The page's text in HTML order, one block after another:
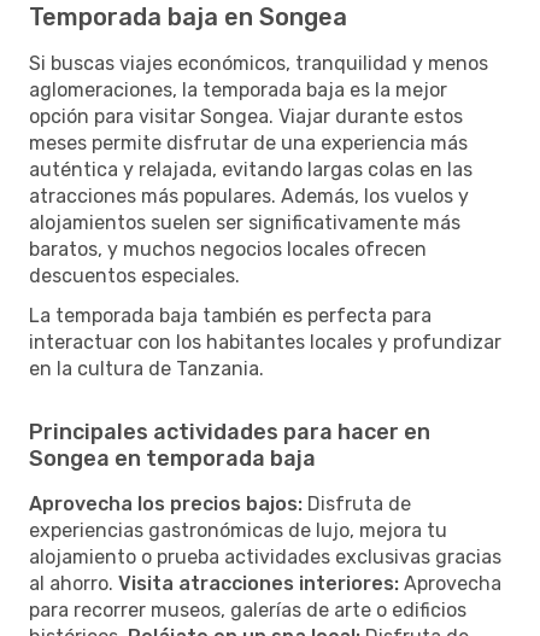
Temporada baja en Songea
Si buscas viajes económicos, tranquilidad y menos
aglomeraciones, la temporada baja es la mejor
opción para visitar Songea. Viajar durante estos
meses permite disfrutar de una experiencia más
auténtica y relajada, evitando largas colas en las
atracciones más populares. Además, los vuelos y
alojamientos suelen ser significativamente más
baratos, y muchos negocios locales ofrecen
descuentos especiales.
La temporada baja también es perfecta para
interactuar con los habitantes locales y profundizar
en la cultura de Tanzania.
Principales actividades para hacer en
Songea en temporada baja
Aprovecha los precios bajos: Disfruta de
experiencias gastronómicas de lujo, mejora tu
alojamiento o prueba actividades exclusivas gracias
al ahorro. Visita atracciones interiores: Aprovecha
para recorrer museos, galerías de arte o edificios